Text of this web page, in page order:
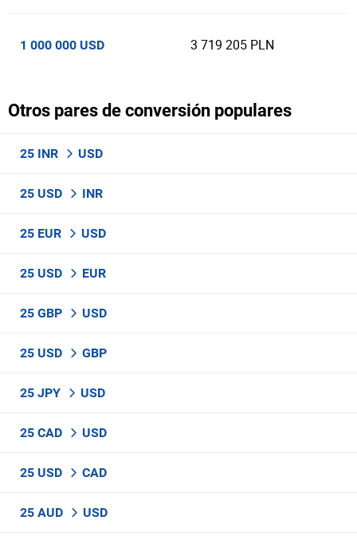
1 000 000 USD 3 719 205 PLN
Otros pares de conversión populares
25 INR USD
25 USD INR
25 EUR USD
25 USD EUR
25 GBP USD
25 USD GBP
25 JPY USD
25 CAD USD
25 USD CAD
25 AUD USD